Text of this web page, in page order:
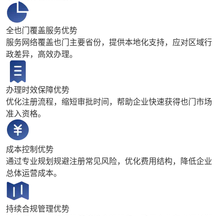
全也门覆盖服务优势
服务网络覆盖也门主要省份，提供本地化支持，应对区域行
政差异，高效办理。
办理时效保障优势
优化注册流程，缩短审批时间，帮助企业快速获得也门市场
准入资格。
成本控制优势
通过专业规划规避注册常见风险，优化费用结构，降低企业
总体运营成本。
持续合规管理优势